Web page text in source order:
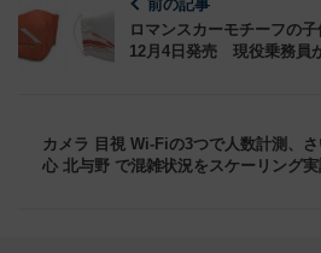
前の記事
ロマンスカーモチーフの子
12月4日発売 現役乗務員
カメラ 目視 Wi-Fiの3つで人数計測、
心 北与野 で混雑状況をスケーリング